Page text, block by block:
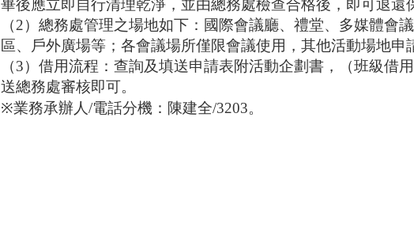
畢後應立即自行清理乾淨，並由總務處檢查合格後，即可退還
（2）總務處管理之場地如下：國際會議廳、禮堂、多媒體會
區、戶外廣場等；各會議場所僅限會議使用，其他活動場地申
（3）借用流程：查詢及填送申請表附活動企劃書，（班級
送總務處審核即可。
※業務承辦人/電話分機：陳建全/3203。